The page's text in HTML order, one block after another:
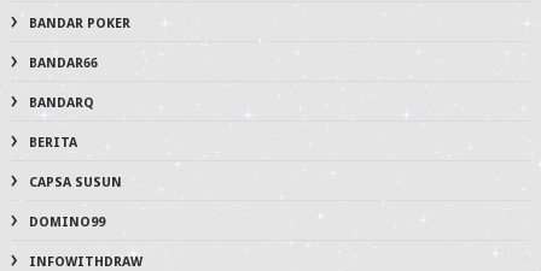
BANDAR POKER
BANDAR66
BANDARQ
BERITA
CAPSA SUSUN
DOMINO99
INFOWITHDRAW